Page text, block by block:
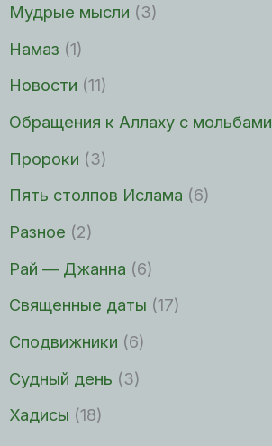
Мудрые мысли (3)
Намаз (1)
Новости (11)
Обращения к Аллаху с мольбами
Пророки (3)
Пять столпов Ислама (6)
Разное (2)
Рай — Джанна (6)
Священные даты (17)
Сподвижники (6)
Судный день (3)
Хадисы (18)